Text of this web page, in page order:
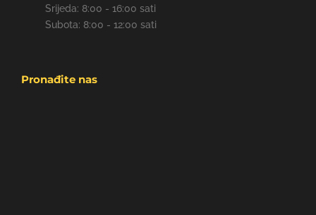
Srijeda: 8:00 - 16:00 sati
Subota: 8:00 - 12:00 sati
Pronađite nas